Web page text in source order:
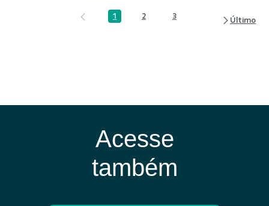
Página
1 Página
2 Página
3
Acesse
também